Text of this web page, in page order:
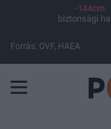
-144cm
biztonsági
Forrás: OVF, HAEA